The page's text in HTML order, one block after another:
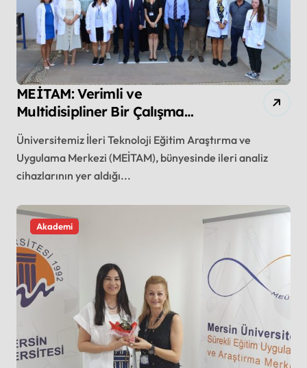
MEİTAM: Verimli ve
Multidisipliner Bir Çalışma
Ortamı
Üniversitemiz İleri Teknoloji Eğitim Araştırma ve
Uygulama Merkezi (MEİTAM), bünyesinde ileri analiz
cihazlarının yer aldığı...
Akademi